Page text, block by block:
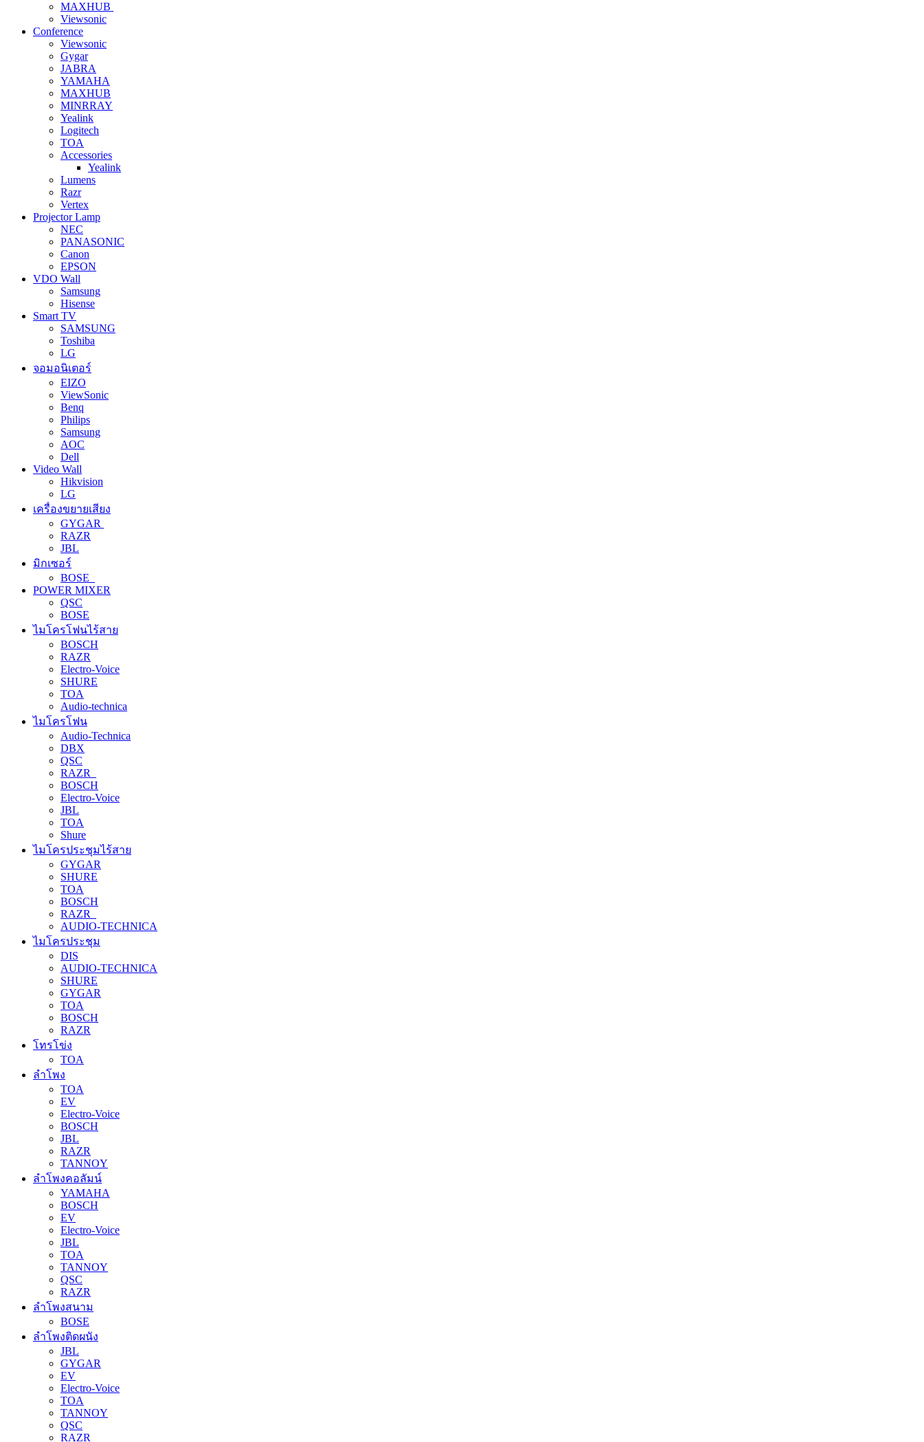
MAXHUB
Viewsonic
Conference
Viewsonic
Gygar
JABRA
YAMAHA
MAXHUB
MINRRAY
Yealink
Logitech
TOA
Accessories
Yealink
Lumens
Razr
Vertex
Projector Lamp
NEC
PANASONIC
Canon
EPSON
VDO Wall
Samsung
Hisense
Smart TV
SAMSUNG
Toshiba
LG
จอมอนิเตอร์
EIZO
ViewSonic
Benq
Philips
Samsung
AOC
Dell
Video Wall
Hikvision
LG
เครื่องขยายเสียง
GYGAR
RAZR
JBL
มิกเซอร์
BOSE
POWER MIXER
QSC
BOSE
ไมโครโฟนไร้สาย
BOSCH
RAZR
Electro-Voice
SHURE
TOA
Audio-technica
ไมโครโฟน
Audio-Technica
DBX
QSC
RAZR
BOSCH
Electro-Voice
JBL
TOA
Shure
ไมโครประชุมไร้สาย
GYGAR
SHURE
TOA
BOSCH
RAZR
AUDIO-TECHNICA
ไมโครประชุม
DIS
AUDIO-TECHNICA
SHURE
GYGAR
TOA
BOSCH
RAZR
โทรโข่ง
TOA
ลำโพง
TOA
EV
Electro-Voice
BOSCH
JBL
RAZR
TANNOY
ลำโพงคอลัมน์
YAMAHA
BOSCH
EV
Electro-Voice
JBL
TOA
TANNOY
QSC
RAZR
ลำโพงสนาม
BOSE
ลำโพงติดผนัง
JBL
GYGAR
EV
Electro-Voice
TOA
TANNOY
QSC
RAZR